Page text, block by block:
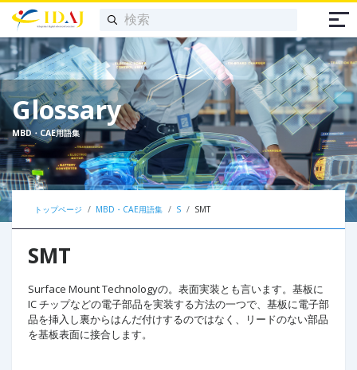
Glossary
MBD・CAE用語集
トップページ MBD・CAE用語集 S SMT
SMT
Surface Mount Technologyの。表面実装とも言います。基板に
IC チップなどの電子部品を実装する方法の一つで、基板に電子部
品を挿入し裏からはんだ付けするのではなく、リードのない部品
を基板表面に接合します。